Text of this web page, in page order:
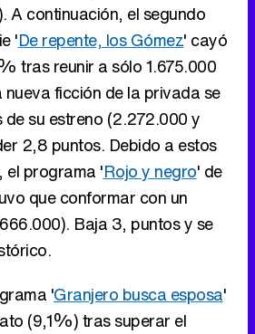
A continuación, el segundo
'De repente, los Gómez' cayó
tras reunir a sólo 1.675.000
ficción de la privada se
su estreno (2.272.000 y
2,8 puntos. Debido a estos
el programa 'Rojo y negro' de
que conformar con un
Baja 3, puntos y se
'Granjero busca esposa'
(9,1%) tras superar el